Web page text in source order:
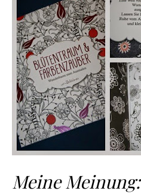
Meine Meinung: